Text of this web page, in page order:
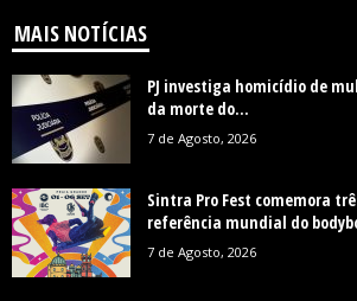
MAIS NOTÍCIAS
PJ investiga homicídio de
da morte do...
7 de Agosto, 2026
Sintra Pro Fest comemora
referência mundial do
7 de Agosto, 2026